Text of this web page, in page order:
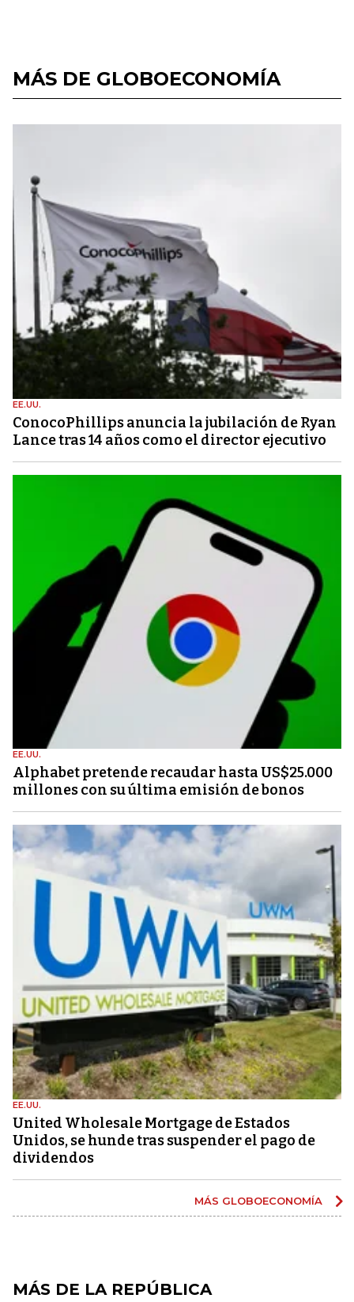
MÁS DE GLOBOECONOMÍA
EE.UU.
ConocoPhillips anuncia la jubilación de Ryan
Lance tras 14 años como el director ejecutivo
EE.UU.
Alphabet pretende recaudar hasta US$25.000
millones con su última emisión de bonos
EE.UU.
United Wholesale Mortgage de Estados
Unidos, se hunde tras suspender el pago de
dividendos
MÁS GLOBOECONOMÍA
MÁS DE LA REPÚBLICA